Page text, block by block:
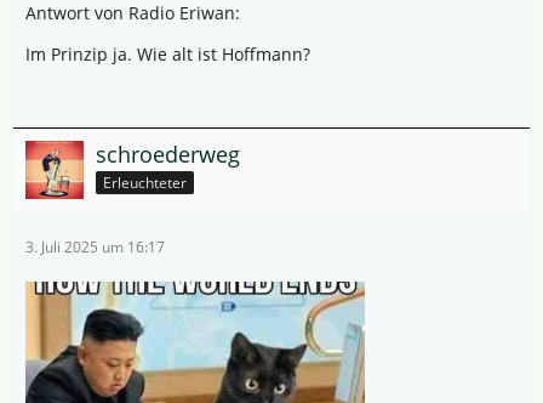
Antwort von Radio Eriwan:
Im Prinzip ja. Wie alt ist Hoffmann?
schroederweg
Erleuchteter
3. Juli 2025 um 16:17